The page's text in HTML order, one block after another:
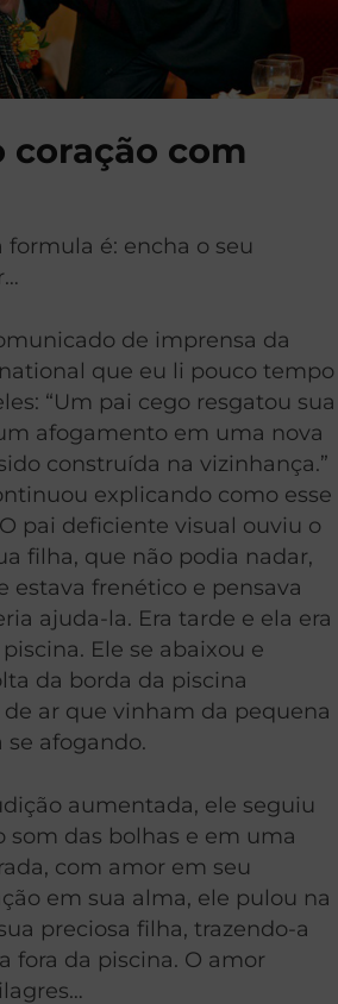
coração com
é: encha o seu
de imprensa da
que eu li pouco tempo
“Um pai cego resgatou sua
afogamento em uma nova
construída na vizinhança.”
explicando como esse
pai deficiente visual ouviu o
filha, que não podia nadar,
estava frenético e pensava
ajuda-la. Era tarde e ela era
Ele se abaixou e
da borda da piscina
ar que vinham da pequena
se afogando.
aumentada, ele seguiu
som das bolhas e em uma
com amor em seu
em sua alma, ele pulou na
preciosa filha, trazendo-a
fora da piscina. O amor